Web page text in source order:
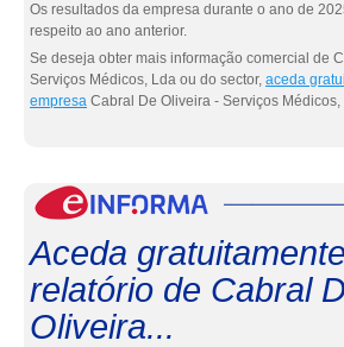
Os resultados da empresa durante o ano de
respeito ao ano anterior.
Se deseja obter mais informação comercial de
Serviços Médicos, Lda ou do sector, aceda
empresa Cabral De Oliveira - Serviços Médicos,
Aceda
relatório de Cabral
Oliveira...